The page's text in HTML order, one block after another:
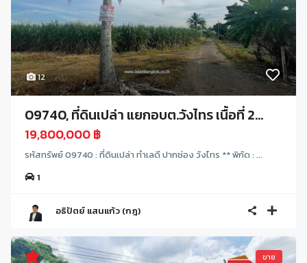
12
09740, ที่ดินเปล่า แยกอบต.วังไทร เนื้อที่ 2...
19,800,000 ฿
รหัสทรัพย์ 09740 : ที่ดินเปล่า ทำเลดี ปากช่อง วังไทร ** พิกัด : ...
1
อธิปัตย์ แสนแก้ว (กฎ)
ขาย